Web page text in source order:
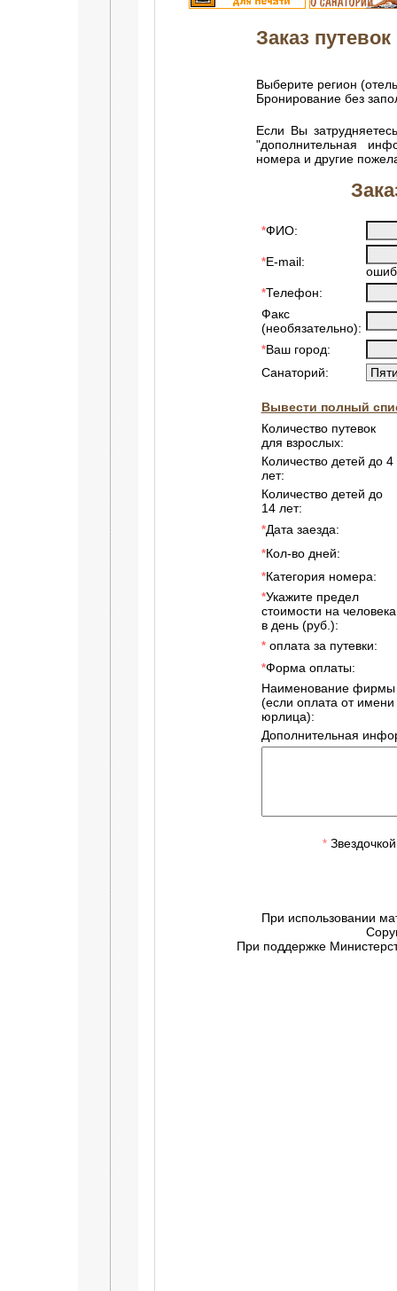
Заказ
Выберите регион
Бронирование без
Если Вы
"дополнительная
номера и другие
*ФИО:
*E-mail:
*Телефон:
Факс
(необязательно):
*Ваш город:
Санаторий:
Вывести полный
Количество путевок
для взрослых:
Количество детей до 4
лет:
Количество детей до
14 лет:
*Дата заезда:
*Кол-во дней:
*Категория номера:
*Укажите предел
стоимости на человека
в день (руб.):
*оплата за путевки:
*Форма оплаты:
Наименование фирмы
(если оплата от имени
юрлица):
Дополнительная
*
При использовании
При поддержке